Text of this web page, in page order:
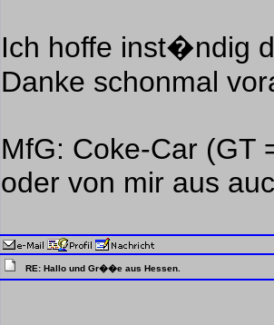
Ich hoffe inst�ndig
Danke schonmal
MfG: Coke-Car (GT
oder von mir aus
RE: Hallo und Gr��e aus Hessen.